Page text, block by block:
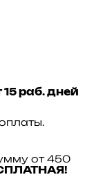
15 раб. дней
от 450